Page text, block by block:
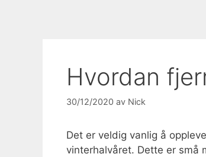
Hvordan
30/12/2020 av Nick
Det er veldig vanlig å
vinterhalvåret. Dette er små